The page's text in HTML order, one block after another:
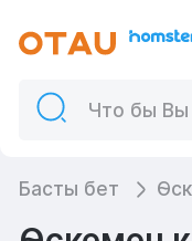
Басты бет